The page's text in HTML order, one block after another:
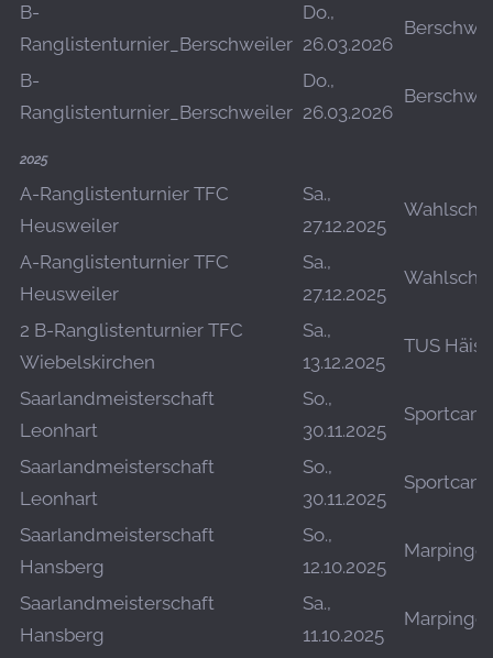
B-
Ranglistenturnier_Berschweiler
Do.,
26.03.2026
B-
Ranglistenturnier_Berschweiler
Do.,
26.03.2026
2025
A-Ranglistenturnier TFC
Heusweiler
Sa.,
27.12.2025
A-Ranglistenturnier TFC
Heusweiler
Sa.,
27.12.2025
2 B-Ranglistenturnier TFC
Wiebelskirchen
Sa.,
13.12.2025
TUS
Saarlandmeisterschaft
Leonhart
So.,
30.11.2025
Saarlandmeisterschaft
Leonhart
So.,
30.11.2025
Saarlandmeisterschaft
Hansberg
So.,
12.10.2025
Saarlandmeisterschaft
Hansberg
Sa.,
11.10.2025